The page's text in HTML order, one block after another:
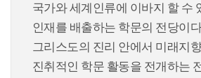
국가와 세계인류에 이바지 할 수
인재를 배출하는 학문의 전당이
그리스도의 진리 안에서 미래지
진취적인 학문 활동을 전개하는